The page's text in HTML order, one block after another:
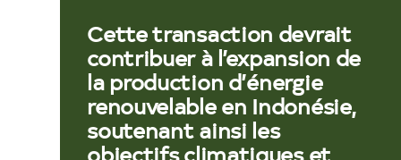
Cette transaction devrait
contribuer à l’expansion de
la production d’énergie
renouvelable en Indonésie,
soutenant ainsi les